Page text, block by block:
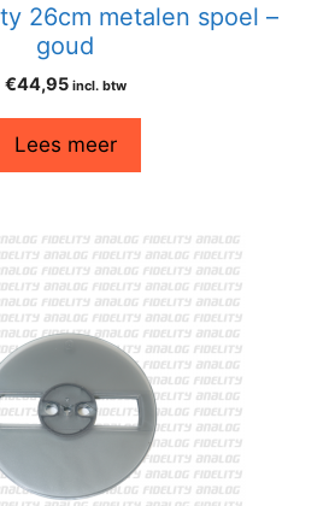
26cm metalen spoel –
goud
€44,95 incl. btw
Lees meer